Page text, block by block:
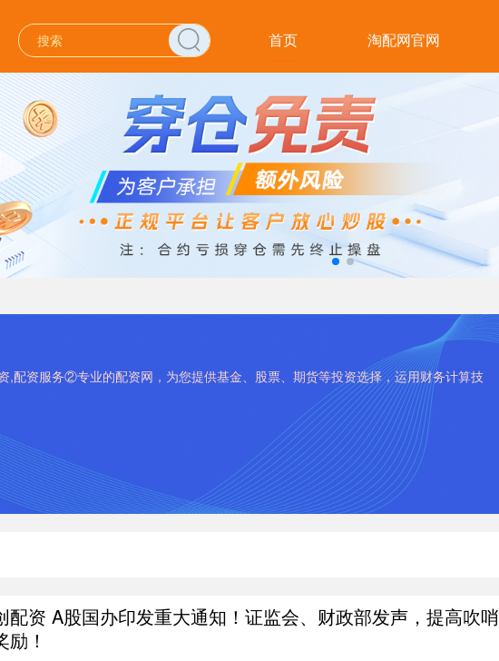
首页 淘配网官网
,配资服务②专业的配资网，为您提供基金、股票、期货等投资选择，运用财务计算技
配资 A股国办印发重大通知！证监会、财政部发声，提高吹哨
励！